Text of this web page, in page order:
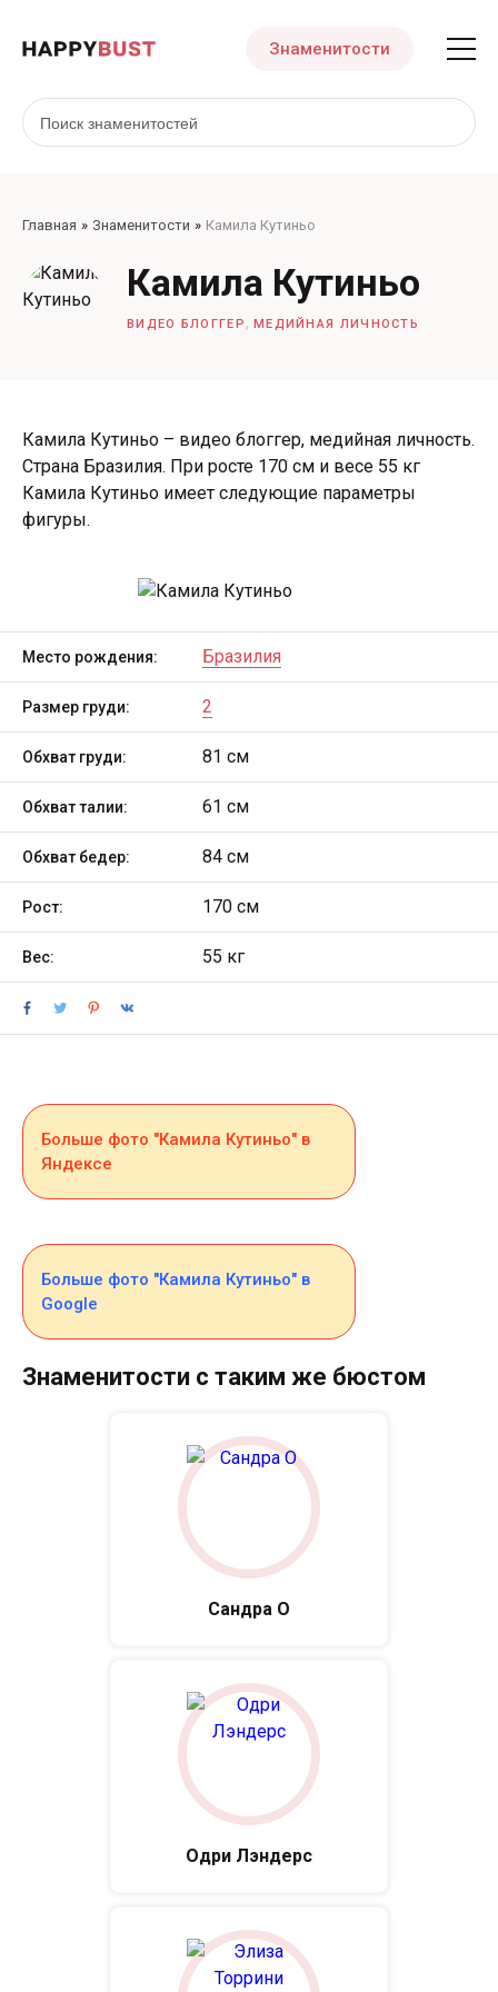
Знаменитости
Главная Знаменитости Камила Кутиньо
Камила Кутиньо
ВИДЕО БЛОГГЕР , МЕДИЙНАЯ ЛИЧНОСТЬ
Камила Кутиньо – видео блоггер, медийная личность.
Страна Бразилия. При росте 170 см и весе 55 кг
Камила Кутиньо имеет следующие параметры
фигуры.
Место рождения: Бразилия
Размер груди: 2
Обхват груди: 81 см
Обхват талии: 61 см
Обхват бедер: 84 см
Рост: 170 см
Вес: 55 кг
Больше фото "Камила Кутиньо" в
Яндексе
Больше фото "Камила Кутиньо" в
Google
Знаменитости с таким же бюстом
Сандра О
Одри Лэндерс